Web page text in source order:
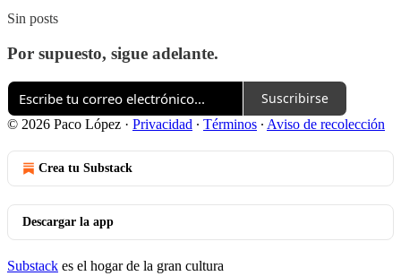
Sin posts
Por supuesto, sigue adelante.
Suscribirse
© 2026 Paco López · Privacidad ∙ Términos ∙ Aviso de recolección
Crea tu Substack
Descargar la app
Substack es el hogar de la gran cultura